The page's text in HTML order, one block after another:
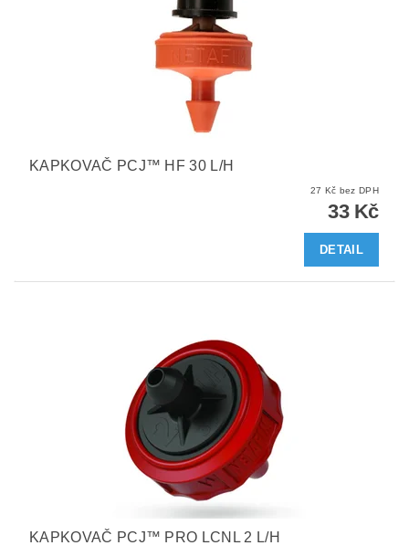
KAPKOVAČ PCJ™ HF 30 L/H
27 Kč bez DPH
33 Kč
DETAIL
KAPKOVAČ PCJ™ PRO LCNL 2 L/H